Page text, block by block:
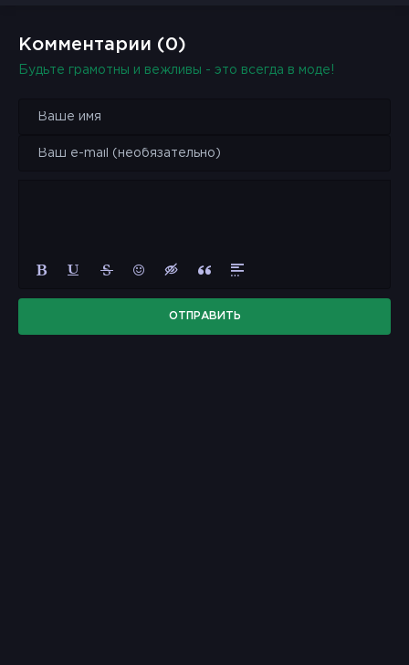
Комментарии (0)
Будьте грамотны и вежливы - это всегда в моде!
ОТПРАВИТЬ